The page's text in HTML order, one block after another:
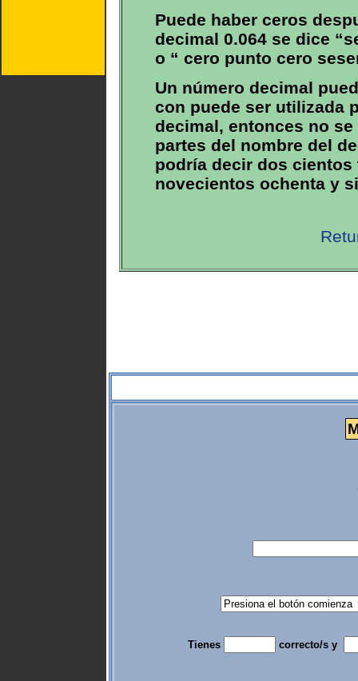
Puede haber ceros
decimal 0.064 se dice
o “ cero punto cero
Un número decimal
con puede ser utilizada
decimal, entonces no
partes del nombre del
podría decir dos cientos
novecientos ochenta y
Tienes correcto/s y